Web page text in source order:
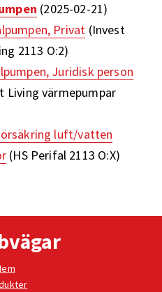
(2025-02-21)
Privat (Invest
2113 O:2)
Juridisk person
Living värmepumpar
luft/vatten
(HS Perifal 2113 O:X)